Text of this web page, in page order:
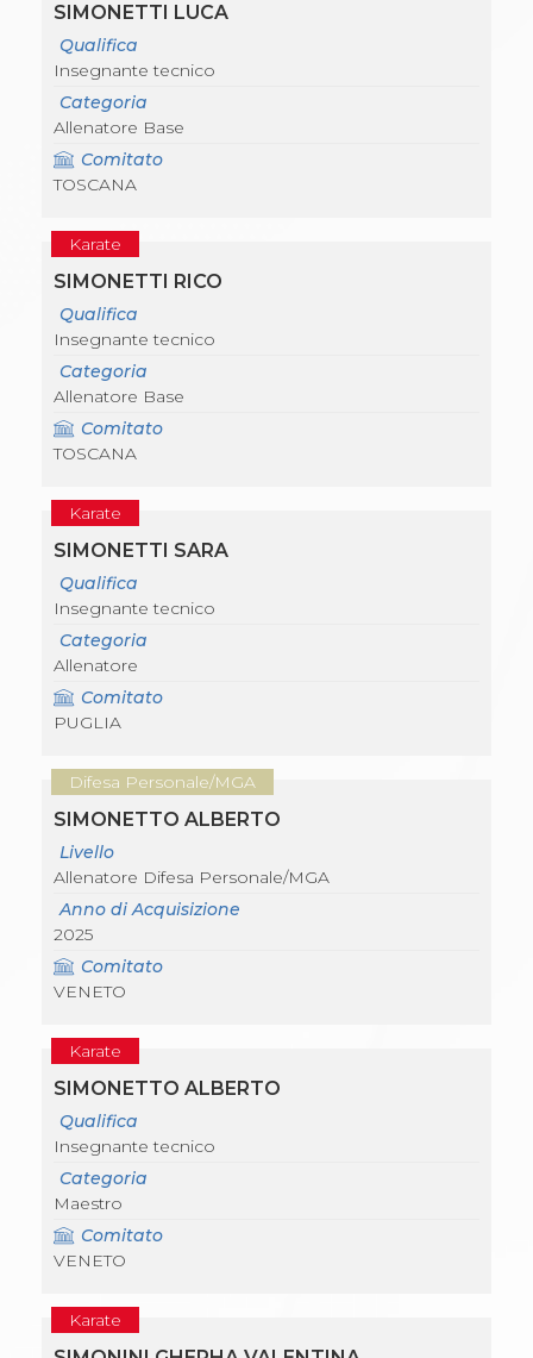
SIMONETTI LUCA
Qualifica
Insegnante tecnico
Categoria
Allenatore Base
Comitato
TOSCANA
Karate
SIMONETTI RICO
Qualifica
Insegnante tecnico
Categoria
Allenatore Base
Comitato
TOSCANA
Karate
SIMONETTI SARA
Qualifica
Insegnante tecnico
Categoria
Allenatore
Comitato
PUGLIA
Difesa Personale/MGA
SIMONETTO ALBERTO
Livello
Allenatore Difesa Personale/MGA
Anno di Acquisizione
2025
Comitato
VENETO
Karate
SIMONETTO ALBERTO
Qualifica
Insegnante tecnico
Categoria
Maestro
Comitato
VENETO
Karate